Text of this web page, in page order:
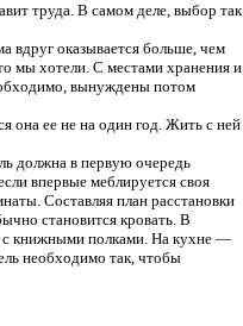
труда. В самом деле, выбор так
вдруг оказывается больше, чем
мы хотели. С местами хранения и
вынуждены потом
она ее не на один год. Жить с ней
должна в первую очередь
впервые меблируется своя
Составляя план расстановки
становится кровать. В
с книжными полками. На кухне —
необходимо так, чтобы